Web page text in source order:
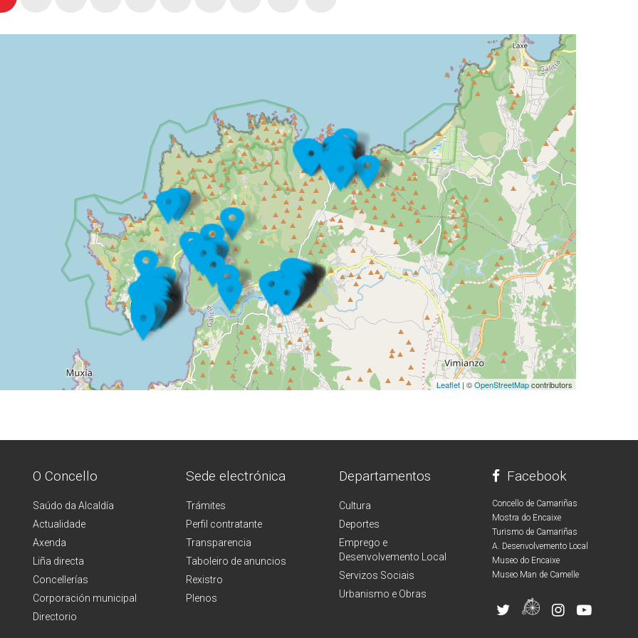
Leaflet | ©OpenStreetMapcontributors
O Concello
Saúdo da Alcaldía
Actualidade
Axenda
Liña directa
Concellerías
Corporación municipal
Directorio
Sede electrónica
Trámites
Perfil contratante
Transparencia
Taboleiro de anuncios
Rexistro
Plenos
Departamentos
Cultura
Deportes
Emprego e
Desenvolvemento Local
Servizos Sociais
Urbanismo e Obras
Facebook
Concello de Camariñas
Mostra do Encaixe
Turismo de Camariñas
A. Desenvolvemento Local
Museo do Encaixe
Museo Man de Camelle